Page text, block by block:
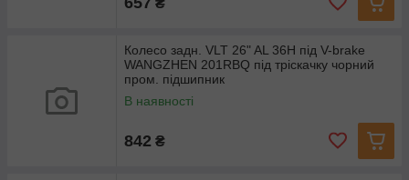
Колесо задн. VLT 26" AL 36H під V-brake
WANGZHEN 201RBQ під тріскачку чорний
пром. підшипник
В наявності
842 ₴